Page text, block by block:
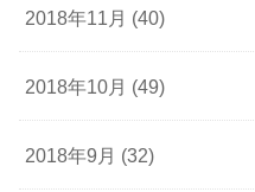
2018年11月 (40)
2018年10月 (49)
2018年9月 (32)